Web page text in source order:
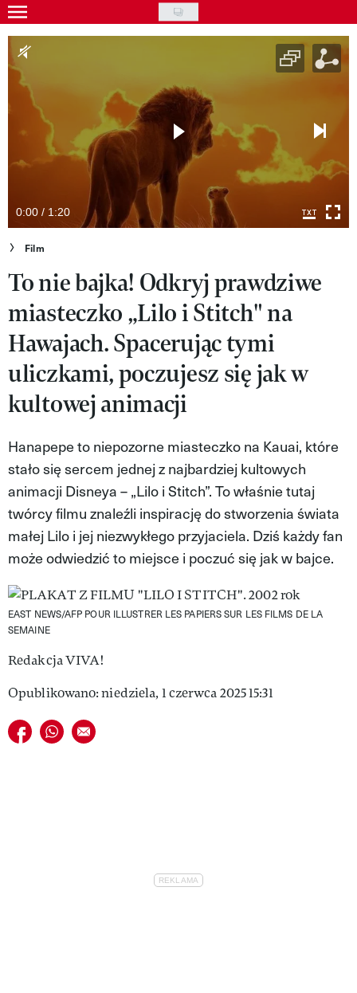
Skip
to
main
content
Gwiazdy
Ludzie
Moda
Kultura
Wideo
Nasze akcje
VIVA!ART
VIVA!MODA
VIVA!LIFESTYLE
VIVA!MAN
VIVA!PEOPLE POWER
VIVA!ITAKA
MAGAZYN VIVA!
0:00 / 1:20
Film
To nie bajka! Odkryj prawdziwe
miasteczko „Lilo i Stitch" na
Hawajach. Spacerując tymi
uliczkami, poczujesz się jak w
kultowej animacji
Hanapepe to niepozorne miasteczko na Kauai, które
stało się sercem jednej z najbardziej kultowych
animacji Disneya – „Lilo i Stitch”. To właśnie tutaj
twórcy filmu znaleźli inspirację do stworzenia świata
małej Lilo i jej niezwykłego przyjaciela. Dziś każdy fan
może odwiedzić to miejsce i poczuć się jak w bajce.
EAST NEWS/AFP POUR ILLUSTRER LES PAPIERS SUR LES FILMS DE LA
SEMAINE
Redakcja VIVA!
Opublikowano: niedziela, 1 czerwca 2025 15:31
Udostępnij na facebook
Udostępnij na whatsapp
E-mail do przyjaciela